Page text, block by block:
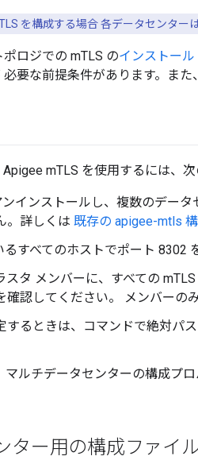
を構成する場合 各データセンター
ロジでの mTLS のインストー
要な前提条件があります。また
mTLS を使用するには、次
ンインストールし、複数のデー
。詳しくは 既存の apigee-mtls
すべてのホストでポート 8302
スタ メンバーに、すべての
認してください。 メンバーのみ
するときは、コマンドで絶対パ
マルチデータセンターの構成プ
ター用の構成ファイ